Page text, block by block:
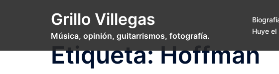
Grillo Villegas
Música, opinión, guitarrismos, fotografía.
Huye el
Etiqueta:Hoffman